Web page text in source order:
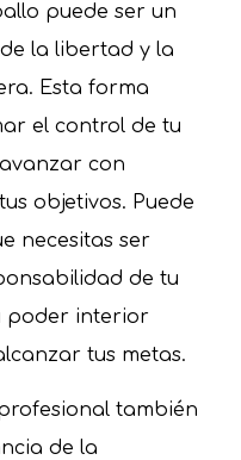
puede ser un
la libertad y la
Esta forma
el control de tu
con
objetivos. Puede
necesitas ser
de tu
poder interior
tus metas.
también
de la